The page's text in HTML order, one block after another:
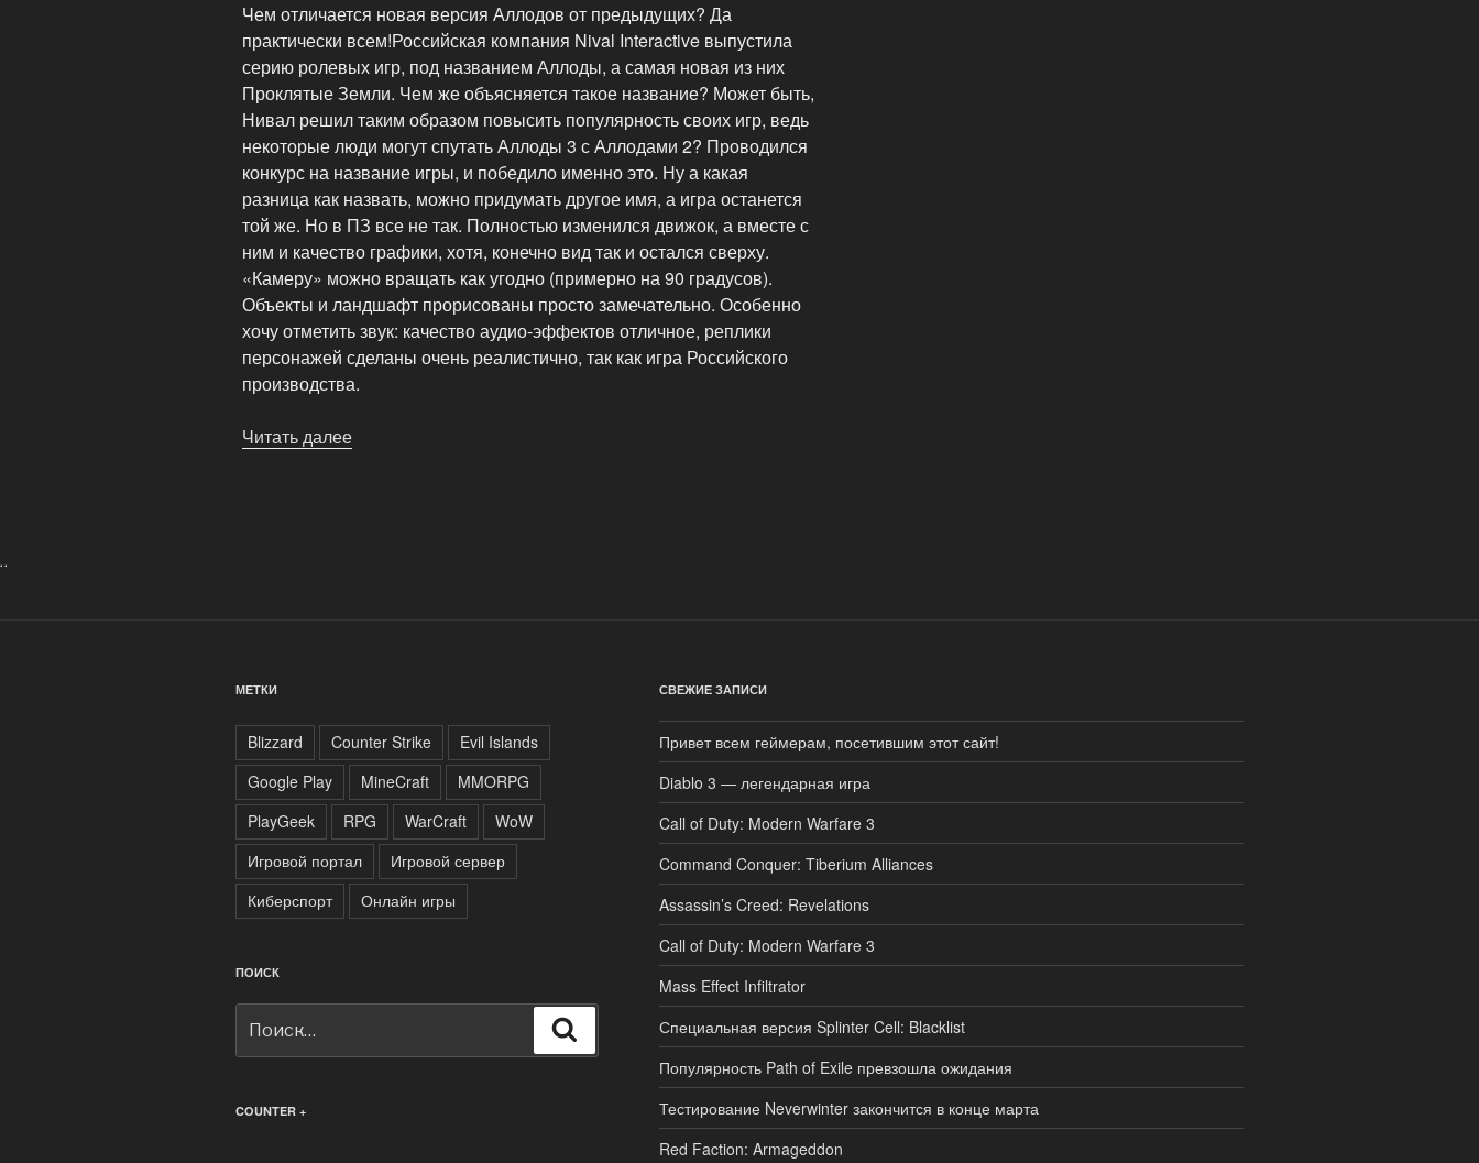
Чем отличается новая версия Аллодов от предыдущих? Да
практически всем!Российская компания Nival Interactive выпустила
серию ролевых игр, под названием Аллоды, а самая новая из них
Проклятые Земли. Чем же объясняется такое название? Может быть,
Нивал решил таким образом повысить популярность своих игр, ведь
некоторые люди могут спутать Аллоды 3 с Аллодами 2? Проводился
конкурс на название игры, и победило именно это. Ну а какая
разница как назвать, можно придумать другое имя, а игра останется
той же. Но в ПЗ все не так. Полностью изменился движок, а вместе с
ним и качество графики, хотя, конечно вид так и остался сверху.
«Камеру» можно вращать как угодно (примерно на 90 градусов).
Объекты и ландшафт прорисованы просто замечательно. Особенно
хочу отметить звук: качество аудио-эффектов отличное, реплики
персонажей сделаны очень реалистично, так как игра Российского
производства.
Читать далее
..
МЕТКИ
Blizzard Counter Strike
Evil Islands
Google Play
MineCraft
MMORPG
PlayGeek
RPG WarCraft
WoW
Игровой портал
Игровой сервер
Киберспорт
Онлайн игры
ПОИСК
COUNTER +
СВЕЖИЕ ЗАПИСИ
Привет всем геймерам, посетившим этот сайт!
Diablo 3 — легендарная игра
Call of Duty: Modern Warfare 3
Command Conquer: Tiberium Alliances
Assassin’s Creed: Revelations
Call of Duty: Modern Warfare 3
Mass Effect Infiltrator
Специальная версия Splinter Cell: Blacklist
Популярность Path of Exile превзошла ожидания
Тестирование Neverwinter закончится в конце марта
Red Faction: Armageddon